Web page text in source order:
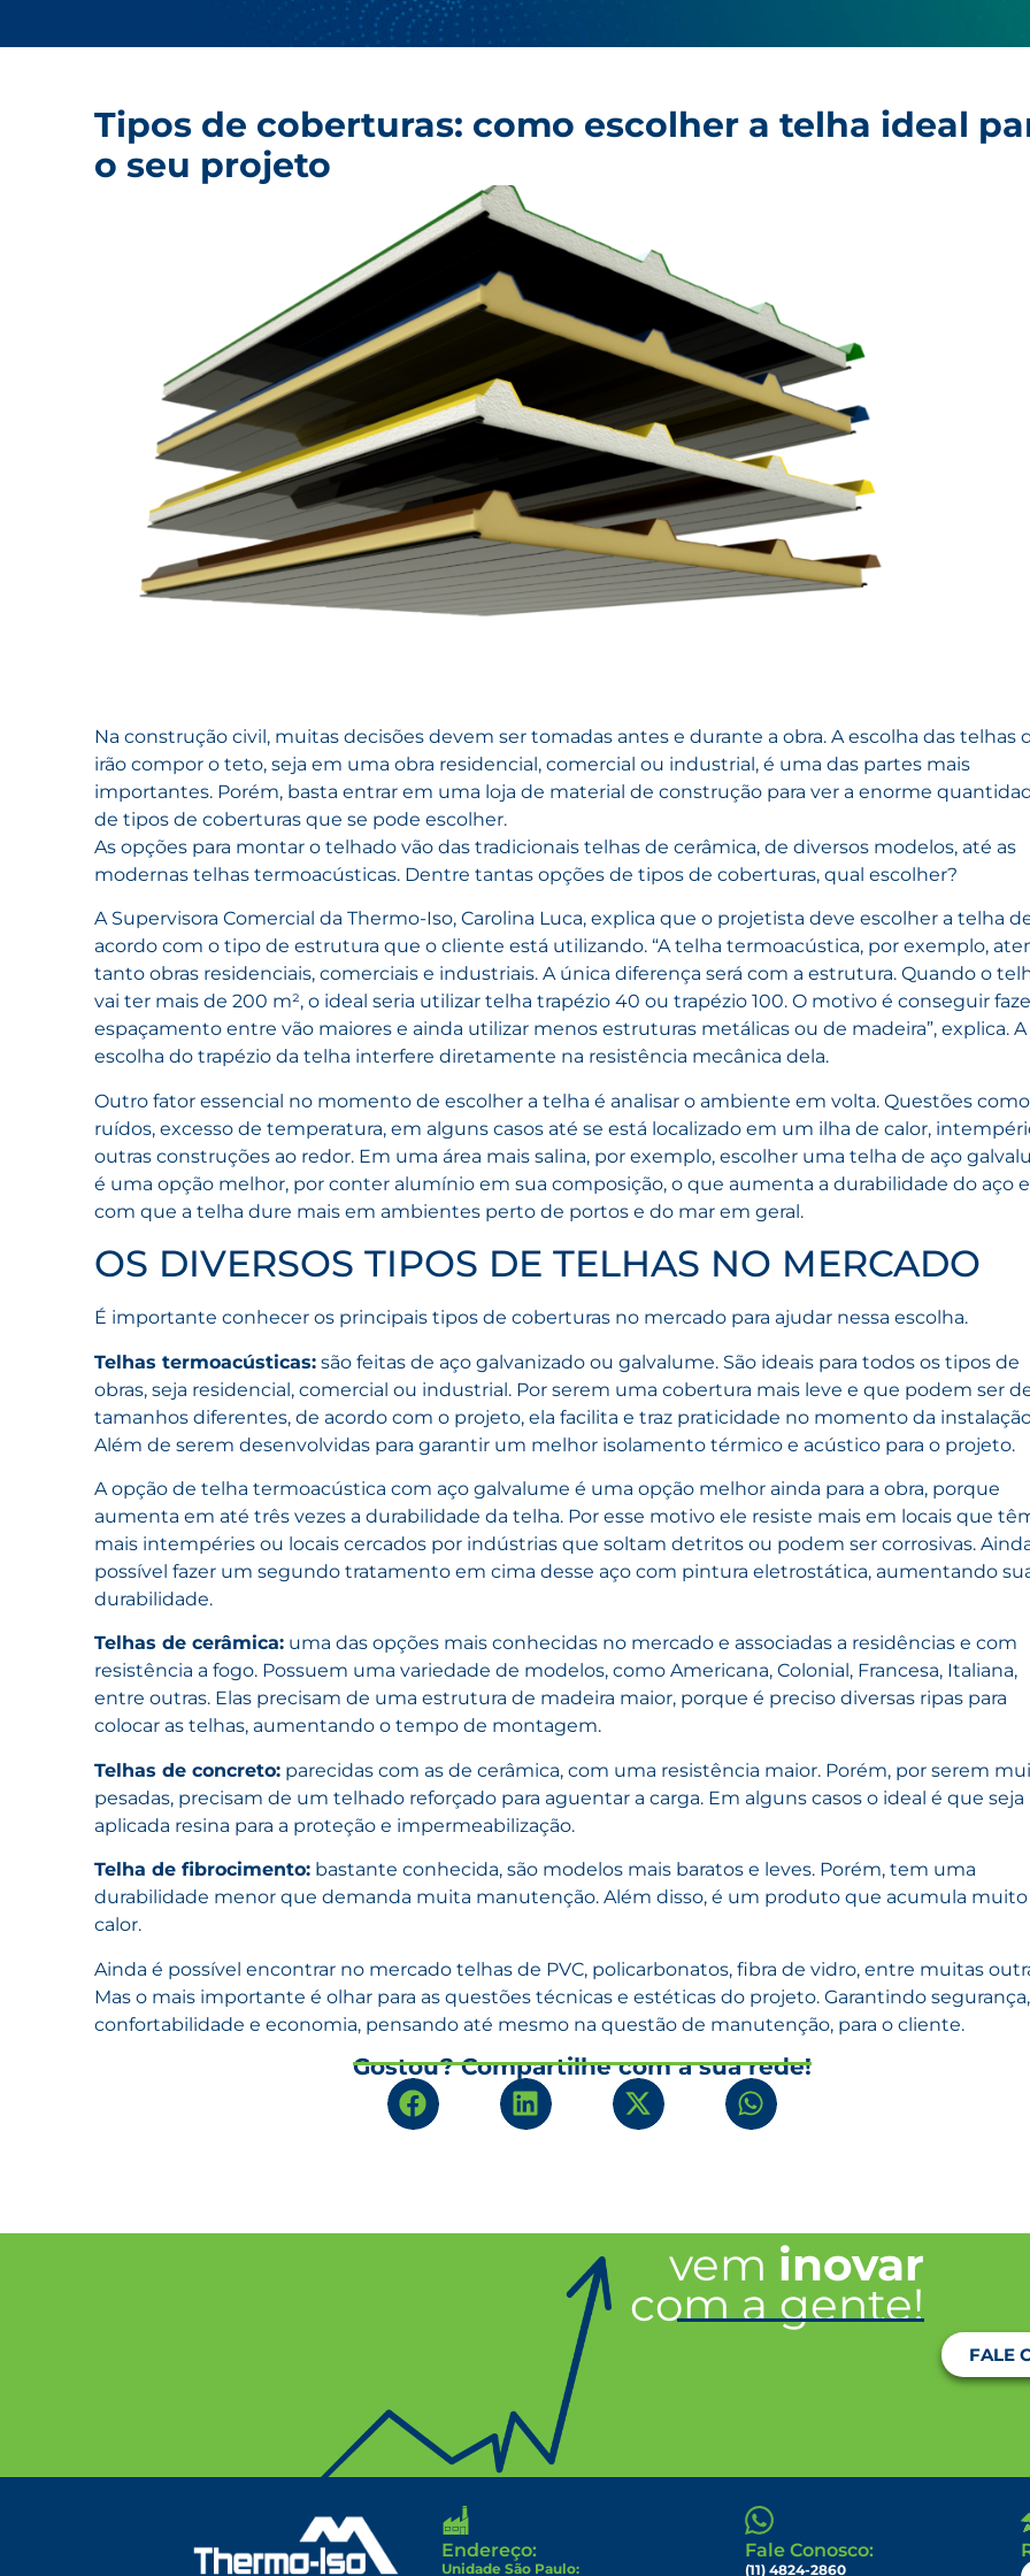
Tipos de coberturas: como escolher a telha ideal
o seu projeto
Na construção civil, muitas decisões devem ser tomadas antes e durante a obra. A escolha das telhas
irão compor o teto, seja em uma obra residencial, comercial ou industrial, é uma das partes mais
importantes. Porém, basta entrar em uma loja de material de construção para ver a enorme
de tipos de coberturas que se pode escolher.
As opções para montar o telhado vão das tradicionais telhas de cerâmica, de diversos modelos, até as
modernas telhas termoacústicas. Dentre tantas opções de tipos de coberturas, qual escolher?
A Supervisora Comercial da Thermo-Iso, Carolina Luca, explica que o projetista deve escolher a telha
acordo com o tipo de estrutura que o cliente está utilizando. “A telha termoacústica, por exemplo,
tanto obras residenciais, comerciais e industriais. A única diferença será com a estrutura. Quando o
vai ter mais de 200 m², o ideal seria utilizar telha trapézio 40 ou trapézio 100. O motivo é conseguir
espaçamento entre vão maiores e ainda utilizar menos estruturas metálicas ou de madeira”, explica. A
escolha do trapézio da telha interfere diretamente na resistência mecânica dela.
Outro fator essencial no momento de escolher a telha é analisar o ambiente em volta. Questões como
ruídos, excesso de temperatura, em alguns casos até se está localizado em um ilha de calor,
outras construções ao redor. Em uma área mais salina, por exemplo, escolher uma telha de aço
é uma opção melhor, por conter alumínio em sua composição, o que aumenta a durabilidade do aço
com que a telha dure mais em ambientes perto de portos e do mar em geral.
OS DIVERSOS TIPOS DE TELHAS NO MERCADO
É importante conhecer os principais tipos de coberturas no mercado para ajudar nessa escolha.
Telhas termoacústicas: são feitas de aço galvanizado ou galvalume. São ideais para todos os tipos de
obras, seja residencial, comercial ou industrial. Por serem uma cobertura mais leve e que podem ser
tamanhos diferentes, de acordo com o projeto, ela facilita e traz praticidade no momento da
Além de serem desenvolvidas para garantir um melhor isolamento térmico e acústico para o projeto.
A opção de telha termoacústica com aço galvalume é uma opção melhor ainda para a obra, porque
aumenta em até três vezes a durabilidade da telha. Por esse motivo ele resiste mais em locais que
mais intempéries ou locais cercados por indústrias que soltam detritos ou podem ser corrosivas.
possível fazer um segundo tratamento em cima desse aço com pintura eletrostática, aumentando
durabilidade.
Telhas de cerâmica: uma das opções mais conhecidas no mercado e associadas a residências e com
resistência a fogo. Possuem uma variedade de modelos, como Americana, Colonial, Francesa, Italiana,
entre outras. Elas precisam de uma estrutura de madeira maior, porque é preciso diversas ripas para
colocar as telhas, aumentando o tempo de montagem.
Telhas de concreto: parecidas com as de cerâmica, com uma resistência maior. Porém, por serem
pesadas, precisam de um telhado reforçado para aguentar a carga. Em alguns casos o ideal é que seja
aplicada resina para a proteção e impermeabilização.
Telha de fibrocimento: bastante conhecida, são modelos mais baratos e leves. Porém, tem uma
durabilidade menor que demanda muita manutenção. Além disso, é um produto que acumula muito
calor.
Ainda é possível encontrar no mercado telhas de PVC, policarbonatos, fibra de vidro, entre muitas
Mas o mais importante é olhar para as questões técnicas e estéticas do projeto. Garantindo segurança,
confortabilidade e economia, pensando até mesmo na questão de manutenção, para o cliente.
Gostou? Compartilhe com a sua rede!
vem inovar
com a gente!
FALE
Endereço:
Unidade São Paulo:
Fale Conosco:
(11) 4824-2860